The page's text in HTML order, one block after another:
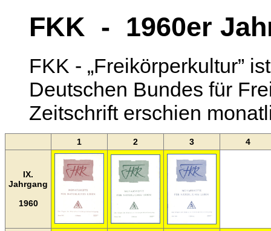
FKK - 1960er
FKK - „Freikörperkultur”
Deutschen Bundes für
Zeitschrift erschien
1 2 3 4
IX.
Jahrgang
1960